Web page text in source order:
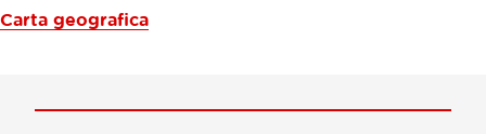
Carta geografica